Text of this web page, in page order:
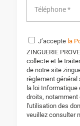
J’accepte la
ZINGUERIE
collecte et le
de notre site
règlement général
la loi Informatique
droits, notamment
l'utilisation des
veuillez consulter